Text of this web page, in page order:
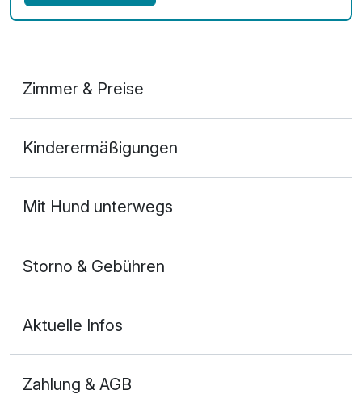
Zimmer & Preise
2 Erwachsene
Kinderermäßigungen
Mit Hund unterwegs
Storno & Gebühren
Aktuelle Infos
Zahlung & AGB